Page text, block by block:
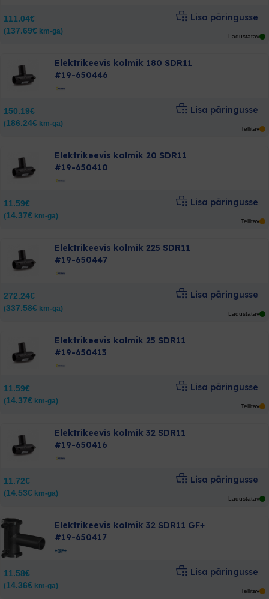
111.04€
(137.69€ km-ga)
Lisa päringusse
Ladustatav
Elektrikeevis kolmik 180 SDR11
#19-650446
150.19€
(186.24€ km-ga)
Lisa päringusse
Tellitav
Elektrikeevis kolmik 20 SDR11
#19-650410
11.59€
(14.37€ km-ga)
Lisa päringusse
Tellitav
Elektrikeevis kolmik 225 SDR11
#19-650447
272.24€
(337.58€ km-ga)
Lisa päringusse
Ladustatav
Elektrikeevis kolmik 25 SDR11
#19-650413
11.59€
(14.37€ km-ga)
Lisa päringusse
Tellitav
Elektrikeevis kolmik 32 SDR11
#19-650416
11.72€
(14.53€ km-ga)
Lisa päringusse
Ladustatav
Elektrikeevis kolmik 32 SDR11 GF+
#19-650417
11.58€
(14.36€ km-ga)
Lisa päringusse
Tellitav